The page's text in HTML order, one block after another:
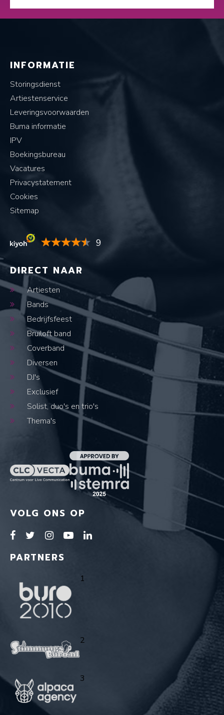
INFORMATIE
Storingsdienst
Artiestenservice
Leveringsvoorwaarden
Buma informatie
IPV
Boekingsbureau
Vacatures
Privacystatement
Cookies
Sitemap
9
DIRECT NAAR
Artiesten
Bands
Bedrijfsfeest
Bruiloft band
Coverband
Diversen
DJ's
Exclusief
Solist, duo's en trio's
Thema's
VOLG ONS OP
PARTNERS
1
2
3